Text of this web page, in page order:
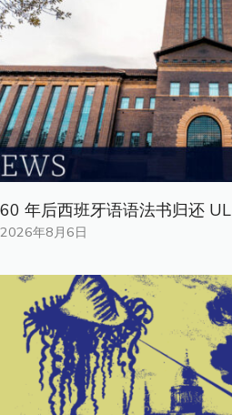
60 年后西班牙语语法书归还 UL
2026年8月6日